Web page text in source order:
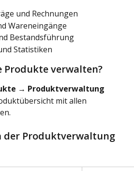
und Rechnungen
Wareneingänge
Bestandsführung
Statistiken
Produkte verwalten?
→ Produktverwaltung
mit allen
der Produktverwaltung